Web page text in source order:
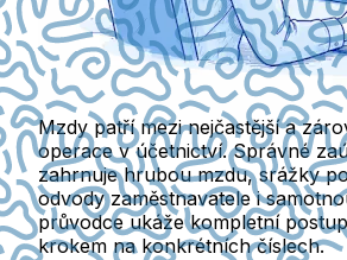
Mzdy patří mezi nejčastější a
operace v účetnictví. Správné
zahrnuje hrubou mzdu, srážky
odvody zaměstnavatele i
průvodce ukáže kompletní
krokem na konkrétních číslech.